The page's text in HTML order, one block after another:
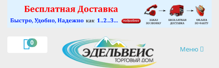
0
Навигация
Меню
×